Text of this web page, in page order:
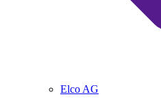
Elco AG